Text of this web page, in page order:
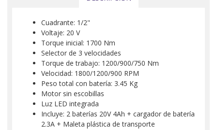
Cuadrante: 1/2"
Voltaje: 20 V
Torque inicial: 1700 Nm
Selector de 3 velocidades
Torque de trabajo: 1200/900/750 Nm
Velocidad: 1800/1200/900 RPM
Peso total con batería: 3.45 Kg
Motor sin escobillas
Luz LED integrada
Incluye: 2 baterías 20V 4Ah + cargador de batería
2.3A + Maleta plástica de transporte